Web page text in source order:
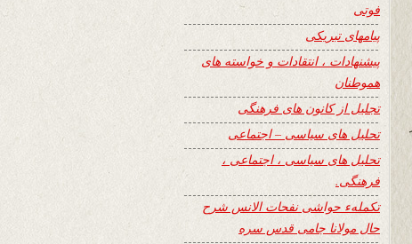
فوتی
پیامهای تبریکی
پیشنهادات ، انتقادات و خواسته های
هموطنان
تجلیل از کانون های فرهنگی
تحلیل های سیاسی – اجتماعی
تحلیل های سیاسی ، اجتماعی ،
فرهنگی.
تکملهء حواشی نفحات الانس شرح
حال مولانا جامی قدس سره